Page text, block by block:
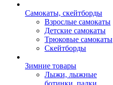
Самокаты, скейтборды
Взрослые самокаты
Детские самокаты
Трюковые самокаты
Скейтборды
Зимние товары
Лыжи, лыжные
ботинки, палки